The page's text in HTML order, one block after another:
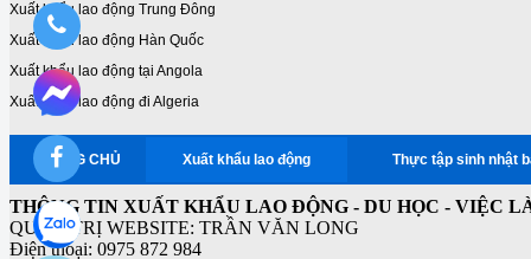
Xuất khẩu lao động Trung Đông
Xuất khẩu lao động Hàn Quốc
Xuất khẩu lao động tại Angola
Xuất khẩu lao động đi Algeria
TRANG CHỦ Xuất khẩu lao động Thực tập sinh nhật
THÔNG TIN XUẤT KHẨU LAO ĐỘNG - DU HỌC - VIỆC
QUẢN TRỊ WEBSITE: TRẦN VĂN LONG
Điện thoại: 0975 872 984